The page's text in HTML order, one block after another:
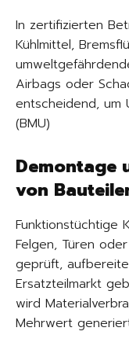
In zertifizierten
Kühlmittel,
Airbags oder
entscheidend, um
(BMU)
Demontage
von
Funktionstüchtige
Felgen, Türen
geprüft,
Ersatzteilmarkt
wird
Mehrwert